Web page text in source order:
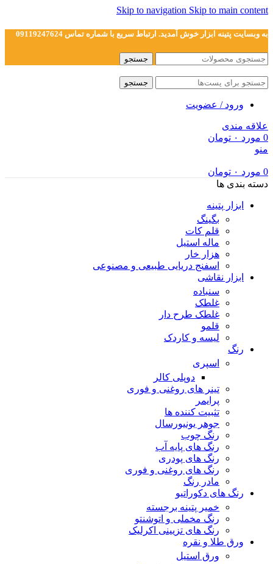
Skip to navigation Skip to main content
به وبسایت پتینه ابزار خوش آمدید. ارتباط سریع با شماره تماس 09119247624
جستجو
جستجو
ورود / عضویت
علاقه مندی
0 مورد ۰ تومان
منو
0 مورد ۰ تومان
دسته بندی ها
ابزار پتینه
بگینگ
قلم کات
ماله استیل
هزار خار
اسفنج دریایی طبیعی و مصنوعی
ابزار نقاشی
سنباده
غلطک
غلطک طرح دار
قلمو
لیسه و کاردک
رنگ
اسپری
دوپلی کالر
تینر های روغنی و فوری
پرایمر
تثبیت کننده ها
جوهر یونیورسال
رنگ چوب
رنگ‌ های پایه آب
رنگ های پودری
رنگ‌ های روغنی و فوری
مادر رنگ
رنگ های دکوراتیو
خمیر پتینه برجسته
رنگ مخملی و اتوشنتو
رنگ های تزیینی اکرلیک
ورق طلا و نقره
ورق استیل